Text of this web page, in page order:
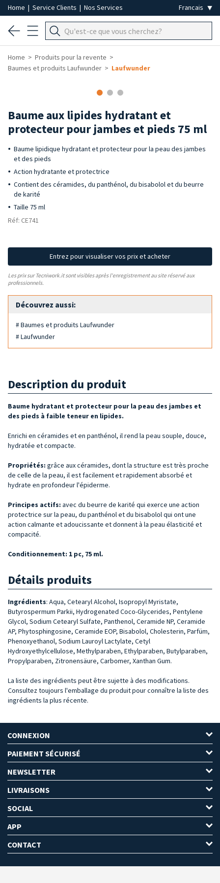
Home | Service Clients | Nos Services
Home
Produits pour la revente
Baumes et produits Laufwunder
Laufwunder
Baume aux lipides hydratant et
protecteur pour jambes et pieds 75 ml
Baume lipidique hydratant et protecteur pour la peau des jambes
et des pieds
Action hydratante et protectrice
Contient des céramides, du panthénol, du bisabolol et du beurre
de karité
Taille 75 ml
Réf: CE741
Entrez pour visualiser vos prix et acheter
Les prix sur Tecniwork.it sont visibles après l'enregistrement au site réservé aux
professionnels.
Découvrez aussi:
# Baumes et produits Laufwunder
# Laufwunder
Description du produit
Baume hydratant et protecteur pour la peau des jambes et
des pieds à faible teneur en lipides.
Enrichi en céramides et en panthénol, il rend la peau souple, douce,
hydratée et compacte.
Propriétés: grâce aux céramides, dont la structure est très proche
de celle de la peau, il est facilement et rapidement absorbé et
hydrate en profondeur l'épiderme.
Principes actifs: avec du beurre de karité qui exerce une action
protectrice sur la peau, du panthénol et du bisabolol qui ont une
action calmante et adoucissante et donnent à la peau élasticité et
compacité.
Conditionnement: 1 pc, 75 ml.
Détails produits
Ingrédients: Aqua, Cetearyl Alcohol, Isopropyl Myristate,
Butyrospermum Parkii, Hydrogenated Coco-Glycerides, Pentylene
Glycol, Sodium Cetearyl Sulfate, Panthenol, Ceramide NP, Ceramide
AP, Phytosphingosine, Ceramide EOP, Bisabolol, Cholesterin, Parfüm,
Phenoxyethanol, Sodium Lauroyl Lactylate, Cetyl
Hydroxyethylcellulose, Methylparaben, Ethylparaben, Butylparaben,
Propylparaben, Zitronensäure, Carbomer, Xanthan Gum.
La liste des ingrédients peut être sujette à des modifications.
Consultez toujours l'emballage du produit pour connaître la liste des
ingrédients la plus récente.
CONNEXION
PAIEMENT SÉCURISÉ
NEWSLETTER
LIVRAISONS
SOCIAL
APP
CONTACT